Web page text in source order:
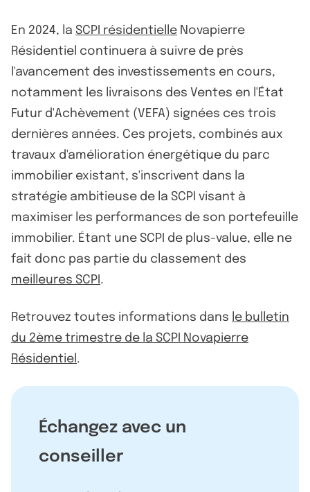
En 2024, la SCPI résidentielle Novapierre
Résidentiel continuera à suivre de près
l'avancement des investissements en cours,
notamment les livraisons des Ventes en l'État
Futur d'Achèvement (VEFA) signées ces trois
dernières années. Ces projets, combinés aux
travaux d'amélioration énergétique du parc
immobilier existant, s'inscrivent dans la
stratégie ambitieuse de la SCPI visant à
maximiser les performances de son portefeuille
immobilier. Étant une SCPI de plus-value, elle ne
fait donc pas partie du classement des
meilleures SCPI .
Retrouvez toutes informations dans le bulletin
du 2ème trimestre de la SCPI Novapierre
Résidentiel .
Échangez avec un
conseiller